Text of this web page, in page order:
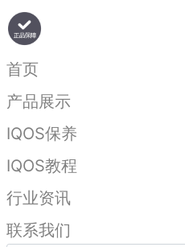
首页
产品展示
IQOS保养
IQOS教程
行业资讯
联系我们